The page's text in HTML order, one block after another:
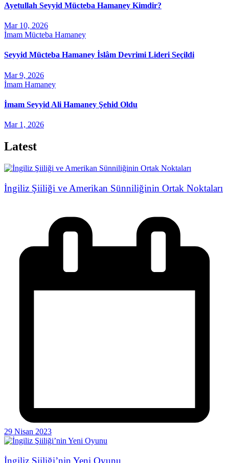
Ayetullah Seyyid Mücteba Hamaney Kimdir?
Mar 10, 2026
İmam Mücteba Hamaney
Seyyid Mücteba Hamaney İslâm Devrimi Lideri Seçildi
Mar 9, 2026
İmam Hamaney
İmam Seyyid Ali Hamaney Şehid Oldu
Mar 1, 2026
Latest
İngiliz Şiiliği ve Amerikan Sünniliğinin Ortak Noktaları
29 Nisan 2023
İngiliz Şiiliği’nin Yeni Oyunu